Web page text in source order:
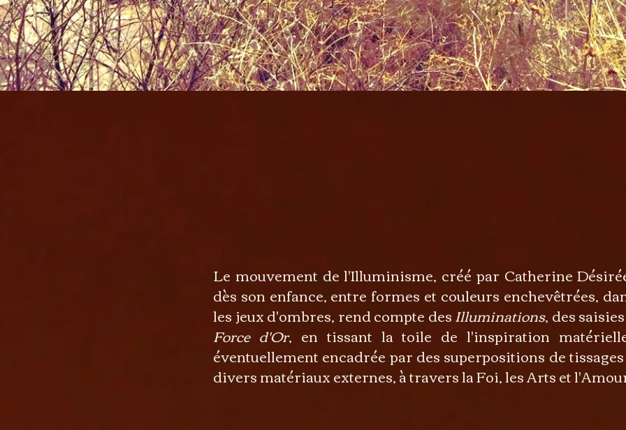
Le mouvement de l'Illuminisme, créé par Catherine
dès son enfance, entre formes et couleurs enchevêtrées,
les jeux d'ombres, rend compte desIlluminations, des
Force d'Or, en tissant la toile de l'inspiration
éventuellement encadrée par des superpositions de
divers matériaux externes, à travers la Foi, les Arts et